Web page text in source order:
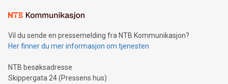
mining.Sound Money: Discover how tamper-proof currency
neutral payment systems support humanitarian
projects.Carbon Footprint: Compare Bitcoin's environmental
event and dive into the critical topics of Bitcoin
Vil du sende en pressemelding fra NTB Kommunikasjon?
Her finner du mer informasjon om tjenesten
NTB besøksadresse
Skippergata 24 (Pressens hus)